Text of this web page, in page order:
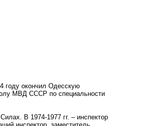
году окончил Одесскую
МВД СССР по специальности
В 1974-1977 гг. – инспектор